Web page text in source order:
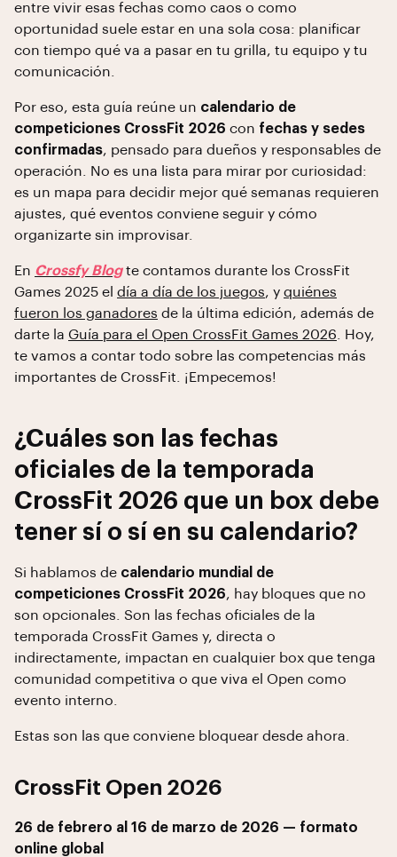
entre vivir esas fechas como caos o como
oportunidad suele estar en una sola cosa: planificar
con tiempo qué va a pasar en tu grilla, tu equipo y tu
comunicación.
Por eso, esta guía reúne un calendario de
competiciones CrossFit 2026 con fechas y sedes
confirmadas, pensado para dueños y responsables de
operación. No es una lista para mirar por curiosidad:
es un mapa para decidir mejor qué semanas requieren
ajustes, qué eventos conviene seguir y cómo
organizarte sin improvisar.
En Crossfy Blogte contamos durante los CrossFit
Games 2025 el día a día de los juegos, y quiénes
fueron los ganadores de la última edición, además de
darte la Guía para el Open CrossFit Games 2026 . Hoy,
te vamos a contar todo sobre las competencias más
importantes de CrossFit. ¡Empecemos!
¿Cuáles son las fechas
oficiales de la temporada
CrossFit 2026 que un box debe
tener sí o sí en su calendario?
Si hablamos de calendario mundial de
competiciones CrossFit 2026, hay bloques que no
son opcionales. Son las fechas oficiales de la
temporada CrossFit Games y, directa o
indirectamente, impactan en cualquier box que tenga
comunidad competitiva o que viva el Open como
evento interno.
Estas son las que conviene bloquear desde ahora.
CrossFit Open 2026
26 de febrero al 16 de marzo de 2026 — formato
online global